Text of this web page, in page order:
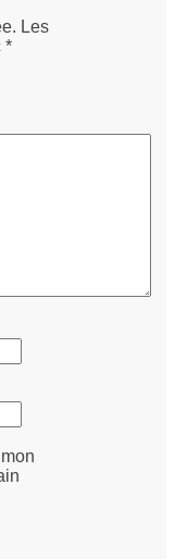
Les
*